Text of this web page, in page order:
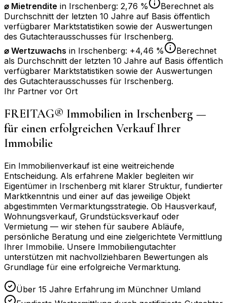
⌀ Mietrendite in Irschenberg: 2,76 %
Berechnet als
Durchschnitt der letzten 10 Jahre auf Basis öffentlich
verfügbarer Marktstatistiken sowie der Auswertungen
des Gutachterausschusses für Irschenberg.
⌀ Wertzuwachs in Irschenberg: +4,46 %
Berechnet
als Durchschnitt der letzten 10 Jahre auf Basis öffentlich
verfügbarer Marktstatistiken sowie der Auswertungen
des Gutachterausschusses für Irschenberg.
Ihr Partner vor Ort
FREITAG® Immobilien in Irschenberg —
für einen erfolgreichen Verkauf Ihrer
Immobilie
Ein Immobilienverkauf ist eine weitreichende
Entscheidung. Als erfahrene Makler begleiten wir
Eigentümer in Irschenberg mit klarer Struktur, fundierter
Marktkenntnis und einer auf das jeweilige Objekt
abgestimmten Vermarktungsstrategie. Ob Hausverkauf,
Wohnungsverkauf, Grundstücksverkauf oder
Vermietung — wir stehen für saubere Abläufe,
persönliche Beratung und eine zielgerichtete Vermittlung
Ihrer Immobilie. Unsere Immobiliengutachter
unterstützen mit nachvollziehbaren Bewertungen als
Grundlage für eine erfolgreiche Vermarktung.
Über 15 Jahre Erfahrung im Münchner Umland